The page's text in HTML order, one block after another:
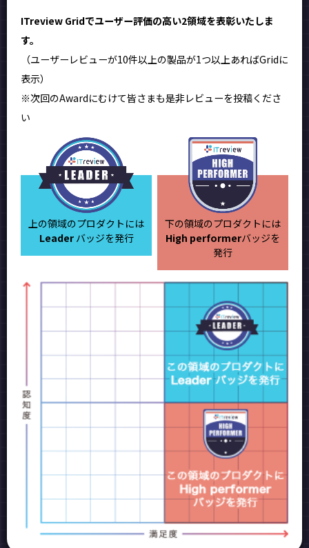
ITreview Gridでユーザー評価の高い2領域を表彰いたしま
す。
（ユーザーレビューが10件以上の製品が1つ以上あればGridに
表示）
※次回のAwardにむけて皆さまも是非レビューを投稿くださ
い
上の領域のプロダクトには
Leaderバッジを発行
下の領域のプロダクトには
High performerバッジを
発行